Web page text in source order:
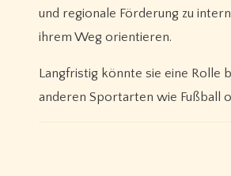
und regionale Förderung zu
ihrem Weg orientieren.
Langfristig könnte sie eine Rolle
anderen Sportarten wie Fußball